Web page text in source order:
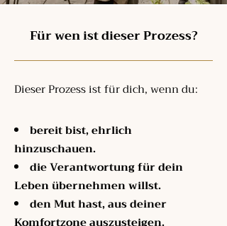
Für wen ist dieser Prozess?
Dieser Prozess ist für dich, wenn du:
bereit bist, ehrlich
hinzuschauen.
die Verantwortung für dein
Leben übernehmen willst.
den Mut hast, aus deiner